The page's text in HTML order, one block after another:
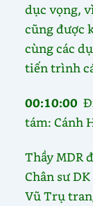
dục vọng,
cũng được
cùng các
tiến trình
00:10:00
tám: Cánh
Thầy MDR
Chân sư
Vũ Trụ